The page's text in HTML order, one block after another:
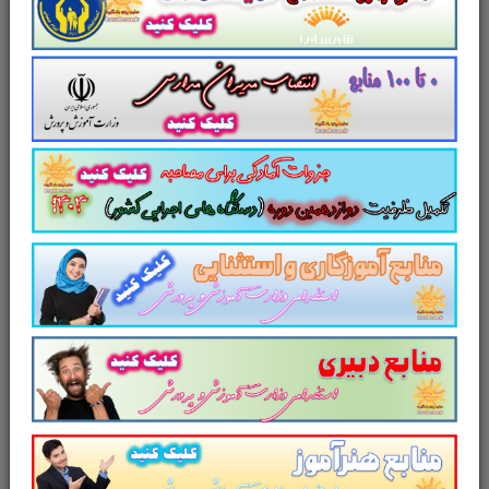
دانش روز، دانش سیاسی و اجتماعی و ... هست،
آمادگی عمومی داوطلبین را برای در حیطه گزینشی
جلسه مصاحبه به همراه دارد. وبخش 3 و 4
که
مباحثعمومی و تخصصیکه در برگیرندهسوالات
تخصصی و کاملا مرتبط و متناسب با شغل
قبولیمتقاضی است دانش تخصصی داوطلبین را
برای حضور در جلسه مصاحبه آن دستگاه اجرایی
به همراه دارد.
تدوین شده در قالب سناریو و مصاحبه
کاملا اختصاصی شده برای:کارشناس
شبکه